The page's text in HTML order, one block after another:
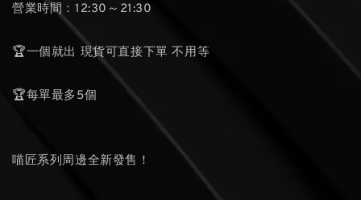
營業時間：12:30～21:30
🏆一個就出 現貨可直接下單 不用等
🏆每單最多5個
喵匠系列周邊全新發售！